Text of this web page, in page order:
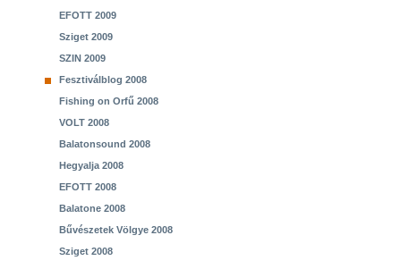
EFOTT 2009
Sziget 2009
SZIN 2009
Fesztiválblog 2008
Fishing on Orfű 2008
VOLT 2008
Balatonsound 2008
Hegyalja 2008
EFOTT 2008
Balatone 2008
Bűvészetek Völgye 2008
Sziget 2008